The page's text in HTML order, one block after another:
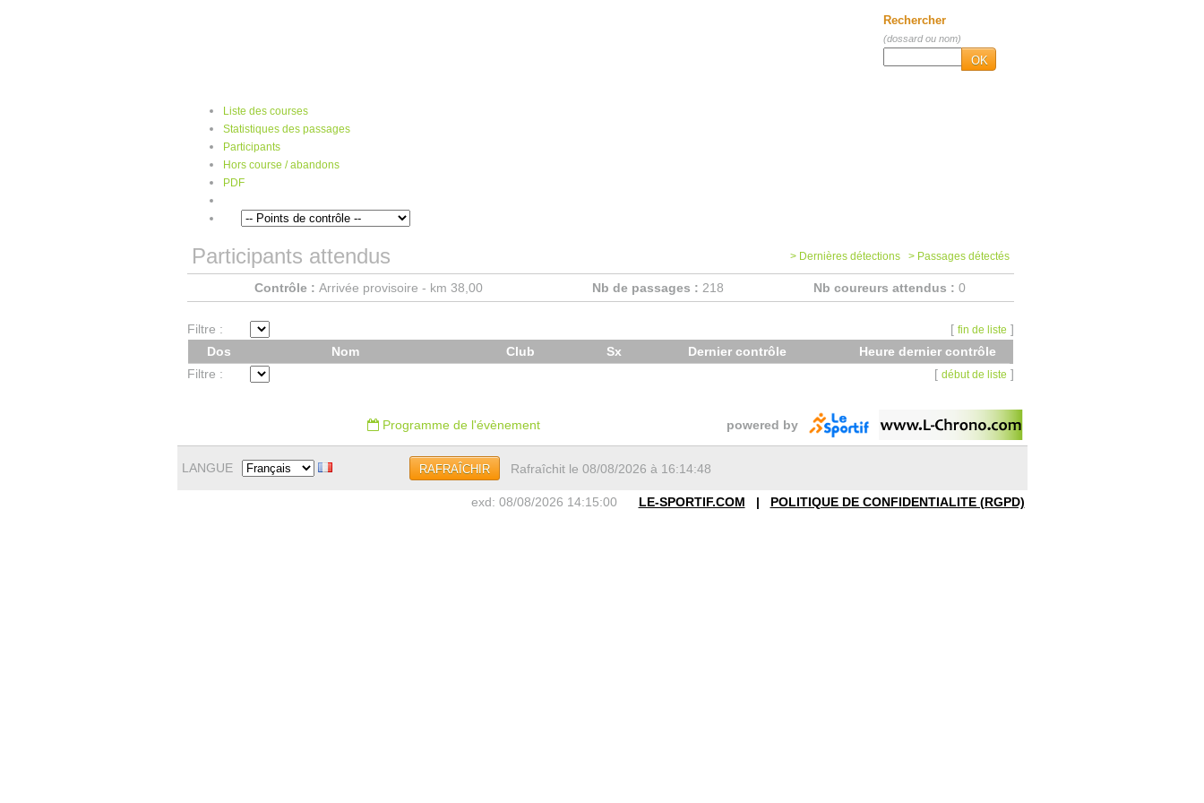
Rechercher
(dossard ou nom)
OK
Liste des courses
Statistiques des passages
Participants
Hors course / abandons
PDF
Participants attendus > Dernières détections > Passages détectés
Contrôle : Arrivée provisoire - km 38,00 Nb de passages : 218 Nb coureurs attendus : 0
Filtre : [ fin de liste ]
Dos
Nom Club Sx Dernier contrôle
Heure dernier contrôle
Filtre :
[ début de liste ]
Programme de l'évènement powered by
LANGUE RAFRAÎCHIR Rafraîchit le 08/08/2026 à 16:14:48
exd: 08/08/2026 14:15:00 LE-SPORTIF.COM | POLITIQUE DE CONFIDENTIALITE (RGPD)